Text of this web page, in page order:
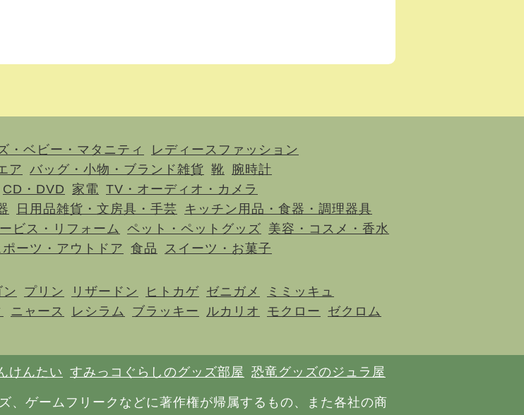
・ベビー・マタニティ
レディースファッション
ア バッグ・小物・ブランド雑貨 靴 腕時計
CD・DVD 家電 TV・オーディオ・カメラ
日用品雑貨・文房具・手芸 キッチン用品・食器・調理器具
ビス・リフォーム ペット・ペットグッズ 美容・コスメ・香水
ポーツ・アウトドア 食品
スイーツ・お菓子
ン プリン リザードン ヒトカゲ ゼニガメ
ミミッキュ
ニャース レシラム ブラッキー ルカリオ モクロー
ゼクロム
けんたい すみっコぐらしのグッズ部屋 恐竜グッズのジュラ屋
、ゲームフリークなどに著作権が帰属するもの、また各社の商